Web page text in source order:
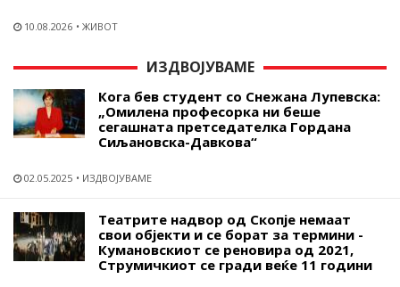
10.08.2026 ЖИВОТ
ИЗДВОЈУВАМЕ
Кога бев студент со Снежана Лупевска:
„Омилена професорка ни беше
сегашната претседателка Гордана
Сиљановска-Давкова“
02.05.2025 ИЗДВОЈУВАМЕ
Театрите надвор од Скопје немаат
свои објекти и се борат за термини -
Кумановскиот се реновира од 2021,
Струмичкиот се гради веќе 11 години